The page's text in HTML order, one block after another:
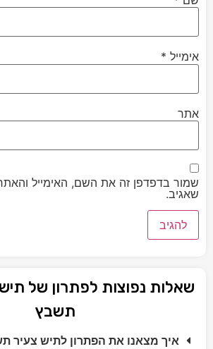
אימייל *
אתר
שמור בדפדפן זה את השם, האימייל
שאגיב.
שאלות נפוצות לפתרון של
תשבץ
איך מצאנו את הפתרון לתיש צעיר